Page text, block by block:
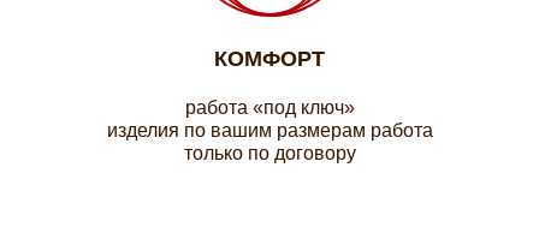
КОМФОРТ
работа «под ключ»
изделия по вашим размерам работа
только по договору